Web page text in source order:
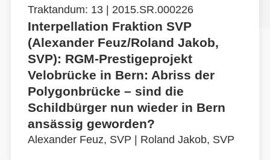
Traktandum: 13 | 2015.SR.000226
Interpellation Fraktion SVP
(Alexander Feuz/Roland Jakob,
SVP): RGM-Prestigeprojekt
Velobrücke in Bern: Abriss der
Polygonbrücke – sind die
Schildbürger nun wieder in Bern
ansässig geworden?
Alexander Feuz, SVP Roland Jakob, SVP